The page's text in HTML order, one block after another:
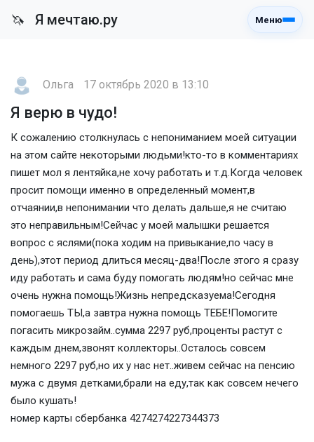
🦄 Я мечтаю.ру Меню
Ольга 17 октябрь 2020 в 13:10
Я верю в чудо!
К сожалению столкнулась с непониманием моей ситуации
на этом сайте некоторыми людьми!кто-то в комментариях
пишет мол я лентяйка,не хочу работать и т.д.Когда человек
просит помощи именно в определенный момент,в
отчаянии,в непонимании что делать дальше,я не считаю
это неправильным!Сейчас у моей малышки решается
вопрос с яслями(пока ходим на привыкание,по часу в
день),этот период длиться месяц-два!После этого я сразу
иду работать и сама буду помогать людям!но сейчас мне
очень нужна помощь!Жизнь непредсказуема!Сегодня
помогаешь ТЫ,а завтра нужна помощь ТЕБЕ!Помогите
погасить микрозайм..сумма 2297 руб,проценты растут с
каждым днем,звонят коллекторы..Осталось совсем
немного 2297 руб,но их у нас нет..живем сейчас на пенсию
мужа с двумя детками,брали на еду,так как совсем нечего
было кушать!
номер карты сбербанка 4274274227344373